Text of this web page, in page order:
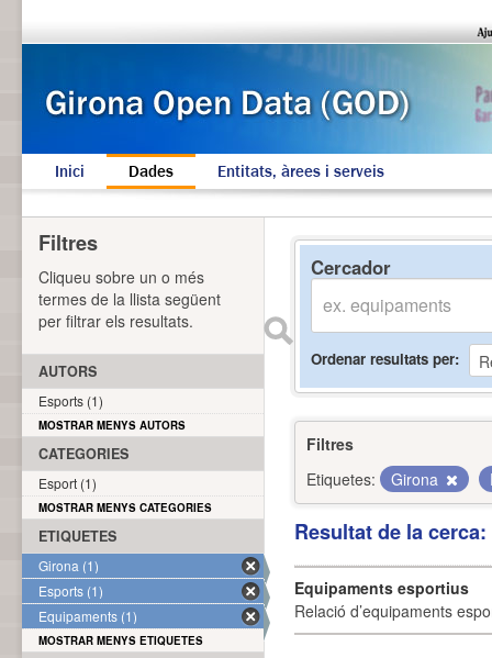
Inici Dades Entitats, àrees i serveis
Cercador
Ordenar resultats per
Filtres
Etiquetes:
Girona
Resultat de la
Equipaments esportius
Relació d’equipaments
Filtres
Cliqueu sobre un o més
termes de la llista següent
per filtrar els resultats.
AUTORS
Esports (1)
MOSTRAR MENYS AUTORS
CATEGORIES
Esport (1)
MOSTRAR MENYS CATEGORIES
ETIQUETES
Girona (1)
Esports (1)
Equipaments (1)
MOSTRAR MENYS ETIQUETES